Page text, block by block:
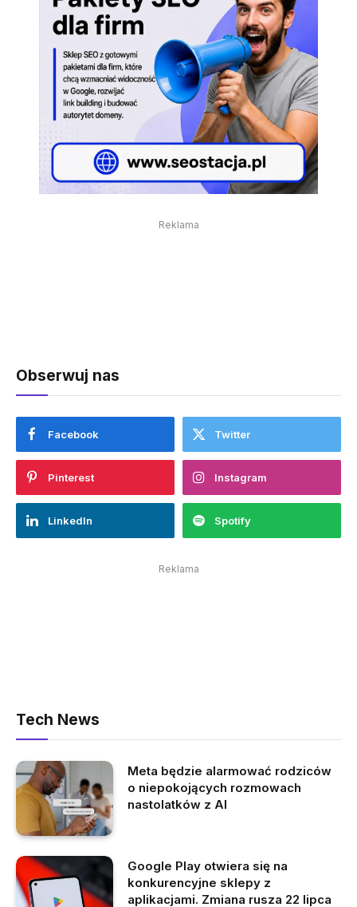
Reklama
Obserwuj nas
Facebook Twitter
Pinterest Instagram
LinkedIn Spotify
Reklama
Tech News
Meta będzie alarmować rodziców
o niepokojących rozmowach
nastolatków z AI
Google Play otwiera się na
konkurencyjne sklepy z
aplikacjami. Zmiana rusza 22 lipca